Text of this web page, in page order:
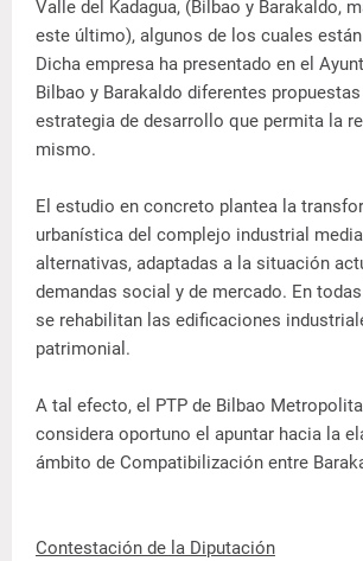
Valle del Kadagua, (Bilbao y Barakaldo,
este último), algunos de los cuales
Dicha empresa ha presentado en el
Bilbao y Barakaldo diferentes
estrategia de desarrollo que permita la
mismo.
El estudio en concreto plantea la
urbanística del complejo industrial
alternativas, adaptadas a la situación
demandas social y de mercado. En
se rehabilitan las edificaciones
patrimonial.
A tal efecto, el PTP de Bilbao
considera oportuno el apuntar hacia la
ámbito de Compatibilización entre
Contestación de la Diputación